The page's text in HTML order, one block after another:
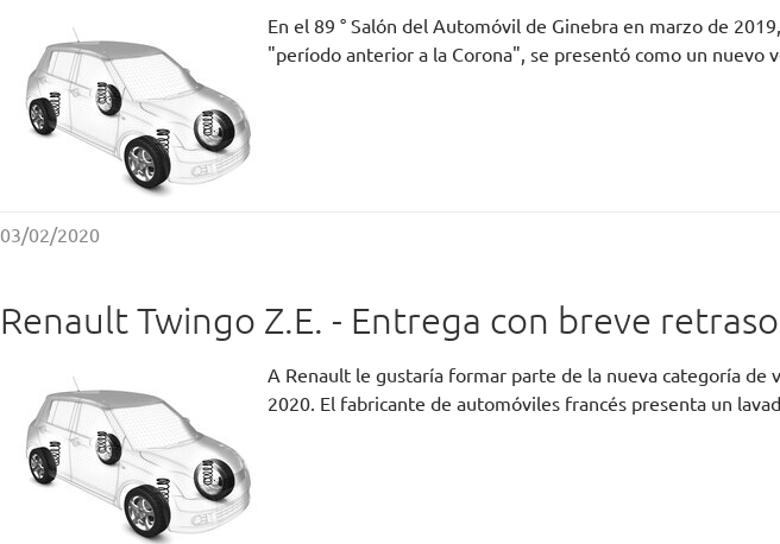
En el 89 ° Salón del Automóvil de Ginebra en marzo de
"período anterior a la Corona", se presentó como un nuevo
03/02/2020
Renault Twingo Z.E. - Entrega con breve retraso
A Renault le gustaría formar parte de la nueva categoría de
2020. El fabricante de automóviles francés presenta un